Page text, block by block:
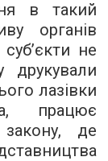
в такий
органів
не
друкували
лазівки
працює
де